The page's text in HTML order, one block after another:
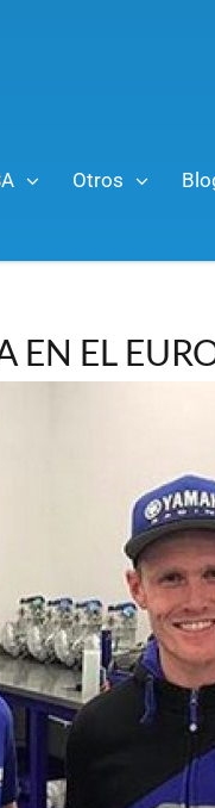
Otros
EN EL